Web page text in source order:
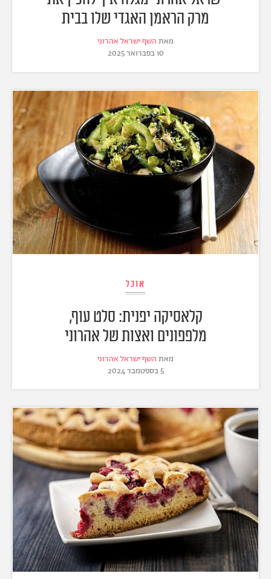
מרק הראמן האגדי שלו בבית
מאת השף ישראל אהרוני
10 בפברואר 2025
אוכל
קלאסיקה יפנית: סלט עוף,
מלפפונים ואצות של אהרוני
מאת השף ישראל אהרוני
5 בספטמבר 2024